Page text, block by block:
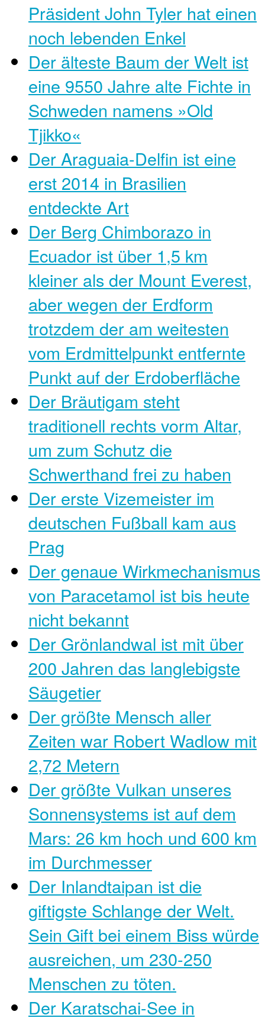
Präsident John Tyler hat einen
noch lebenden Enkel
Der älteste Baum der Welt ist
eine 9550 Jahre alte Fichte in
Schweden namens »Old
Tjikko«
Der Araguaia-Delfin ist eine
erst 2014 in Brasilien
entdeckte Art
Der Berg Chimborazo in
Ecuador ist über 1,5 km
kleiner als der Mount Everest,
aber wegen der Erdform
trotzdem der am weitesten
vom Erdmittelpunkt entfernte
Punkt auf der Erdoberfläche
Der Bräutigam steht
traditionell rechts vorm Altar,
um zum Schutz die
Schwerthand frei zu haben
Der erste Vizemeister im
deutschen Fußball kam aus
Prag
Der genaue Wirkmechanismus
von Paracetamol ist bis heute
nicht bekannt
Der Grönlandwal ist mit über
200 Jahren das langlebigste
Säugetier
Der größte Mensch aller
Zeiten war Robert Wadlow mit
2,72 Metern
Der größte Vulkan unseres
Sonnensystems ist auf dem
Mars: 26 km hoch und 600 km
im Durchmesser
Der Inlandtaipan ist die
giftigste Schlange der Welt.
Sein Gift bei einem Biss würde
ausreichen, um 230-250
Menschen zu töten.
Der Karatschai-See in